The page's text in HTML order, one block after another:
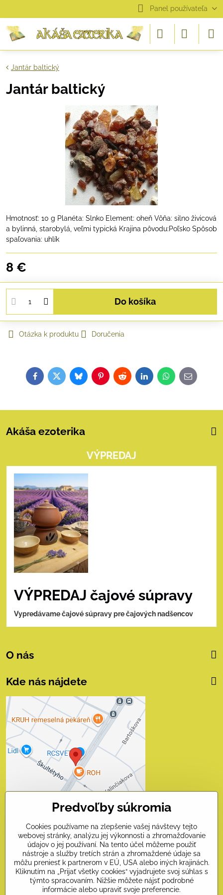
Panel používateľa
Jantár baltický
Jantár baltický
Hmotnosť: 10 g Planéta: Slnko Element: oheň Vôňa: silno živicová
a bylinná, starobylá, veľmi typická Krajina pôvodu:Poľsko Spôsob
spaľovania: uhlík
8 €
Do košíka
Otázka k produktu Doručenia
FacebookTwitterBlueskyPinterestRedditLinkedInWhatsApp
E-
mail
Akáša ezoterika
VÝPREDAJ
VÝPREDAJ čajové súpravy
Vypredávame čajové súpravy pre čajových nadšencov
O nás
Kde nás nájdete
Externý obsah je
blokovaný Voľbami
súkromia
Prajete si načítať externý obsah?
Povoliť tentokrát
Povoliť a zapamätať - súhlas
Otvoriť obsah v novom okne
Kontakty
Predvoľby súkromia
Cookies používame na zlepšenie vašej návštevy tejto
webovej stránky, analýzu jej výkonnosti a zhromažďovanie
údajov o jej používaní. Na tento účel môžeme použiť
nástroje a služby tretích strán a zhromaždené údaje sa
môžu preniesť k partnerom v EÚ, USA alebo iných krajinách.
Kliknutím na „Prijať všetky cookies“ vyjadrujete svoj súhlas s
týmto spracovaním. Nižšie môžete nájsť podrobné
informácie alebo upraviť svoje preferencie.